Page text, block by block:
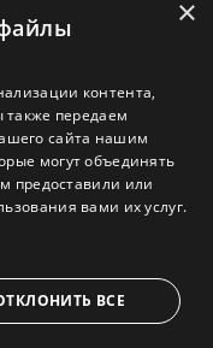
×
контента,
передаем
сайта нашим
могут объединять
предоставили или
вами их услуг.
ВСЕ